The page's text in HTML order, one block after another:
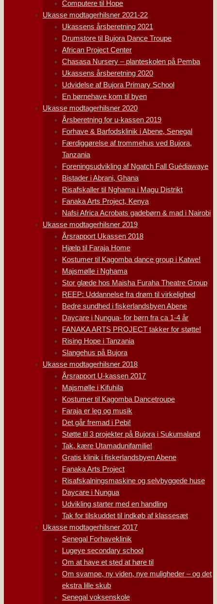
Computere til Hope
Ukasse modtagerhilsner 2021-22
Ukassens årsberetning 2021
Drumstore til Bujora Dance Troupe
African Project Center
Chasasa Nursery – planteskolen på Pemba
Ukassens årsberetning 2020
Udvidelse af Bujora Primary School
En børnehave kom til byen
Ukasse modtagerhilsner 2020
Årsberetning for u-kassen 2019
Forhave & Barfodsklinik i Abene, Senegal
Færdiggørelse af trommehus ved Bujora,
Tanzania
Foreningsudvikling af Ngatch Fall Guédiawaye
Bistader i Abrani, Ghana
Risafskaller til Nghama i Magu Distrikt
Fanaka Arts Project, Kenya
Nafsi Africa Acrobats gadebørn & mad i Nairobi
Ukasse modtagerhilsner 2019
Årsrapport Ukassen 2018
Hjælp til Faraja Home
Kostumer til Kagomba dance group i Katwe!
Majsmølle i Nghama
Stor glæde hos Maisha Furaha Theatre Group
REEP: Uddannelse fra drøm til virkelighed
Bedre sundhed i fiskerlandsbyen Abene
Daycare i Nungua- for børn fra ca 1-4 år
FANAKA ARTS PROJECT takker for støtte!
Rising Hope i Tanzania
Slangehus på Bujora
Ukasse modtagerhilsner 2018
Årsrapport U-kassen 2017
Majsmølle i Kifuhila
Kostumer til Kagomba Dancetroupe
Faraja er leg og musik
Det går fremad i Pebi!
Støtte til 3 projekter på Bujora i Sukumaland
Tak, kære Utamadunifamilie!
Gratis klinik i fiskerlandsbyen Abene
Fanaka Arts Project
Risafskalningsmaskine og selvbyggede huse
Daycare i Nungua
Udvikling starter med en handling
Tak for tilskuddet til indkøb af klassesæt
Ukasse modtagerhilsner 2017
Senegal Forhaveklinik
Lugeye secondary school
Om at have et sted at høre til
Om svampe, ny viden, nye muligheder – og det
ekstra lille skub
Senegal voksenskole